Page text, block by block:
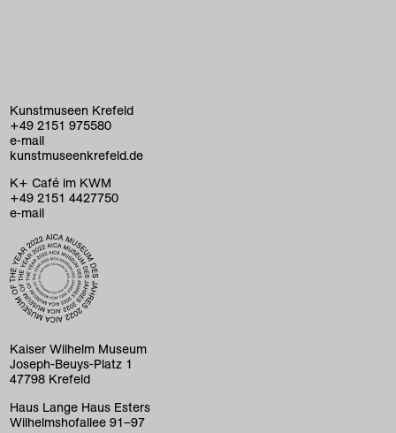
home
ausstellungen
programm
sammlung
kunstvermittlung
Kunstmuseen Krefeld
+49 2151 975580
e-mail
kunstmuseenkrefeld.de
K+ Café im KWM
+49 2151 4427750
e-mail
Kaiser Wilhelm Museum
Joseph-Beuys-Platz 1
47798 Krefeld
Haus Lange Haus Esters
Wilhelmshofallee 91–97